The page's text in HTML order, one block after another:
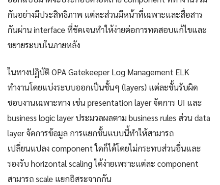
กันอย่างมีประสิทธิภาพ แต่ละส่วนมีหน้าที่เฉพาะและสื่อสาร
กันผ่าน interface ที่ชัดเจนทำให้ง่ายต่อการทดสอบแก้ไขและ
ขยายระบบในภายหลัง
ในทางปฏิบัติ OPA Gatekeeper Log Management ELK
ทำงานโดยแบ่งระบบออกเป็นชั้นๆ (layers) แต่ละชั้นรับผิด
ชอบงานเฉพาะทาง เช่น presentation layer จัดการ UI และ
business logic layer ประมวลผลตาม business rules ส่วน data
layer จัดการข้อมูล การแยกชั้นแบบนี้ทำให้สามารถ
เปลี่ยนแปลง component ใดก็ได้โดยไม่กระทบส่วนอื่นและ
รองรับ horizontal scaling ได้ง่ายเพราะแต่ละ component
สามารถ scale แยกอิสระจากกัน